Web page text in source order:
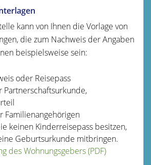
kann von Ihnen die Vorlage von
die zum Nachweis der Angaben
beispielsweise sein:
oder Reisepass
Partnerschaftsurkunde,
Familienangehörigen
keinen Kinderreisepass besitzen,
Geburtsurkunde mitbringen.
des Wohnungsgebers (PDF)